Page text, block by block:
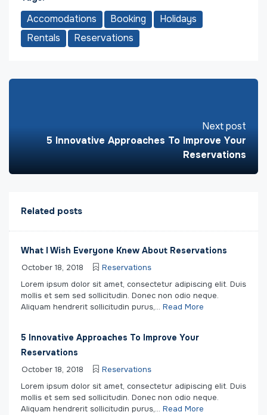
Accomodations Booking
Holidays
Rentals
Reservations
Next post
5 Innovative Approaches To Improve Your
Reservations
Related posts
What I Wish Everyone Knew About Reservations
October 18, 2018
Reservations
Lorem ipsum dolor sit amet, consectetur adipiscing elit. Duis
mollis et sem sed sollicitudin. Donec non odio neque.
Aliquam hendrerit sollicitudin purus,... Read More
5 Innovative Approaches To Improve Your
Reservations
October 18, 2018
Reservations
Lorem ipsum dolor sit amet, consectetur adipiscing elit. Duis
mollis et sem sed sollicitudin. Donec non odio neque.
Aliquam hendrerit sollicitudin purus,... Read More